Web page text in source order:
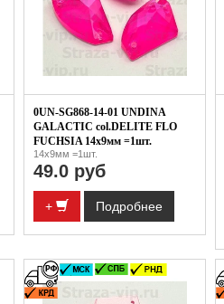
0UN-SG868-14-01 UNDINA
GALACTIC col.DELITE FLO
FUCHSIA 14x9мм =1шт.
14x9мм =1шт.
49.0 руб
+ Подробнее